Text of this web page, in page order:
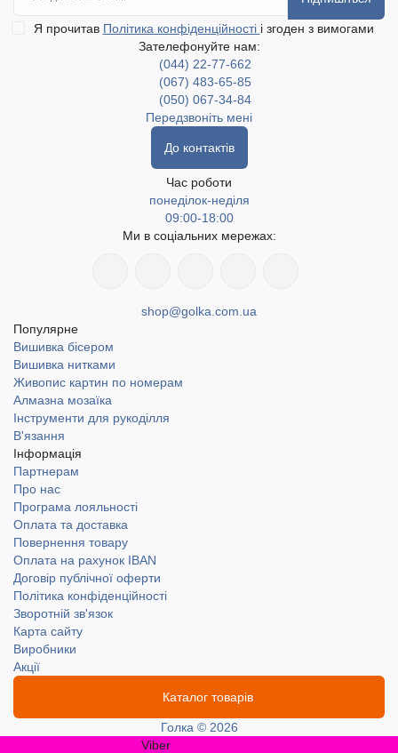
Я прочитав Політика конфіденційності і згоден з вимогами
Зателефонуйте нам:
(044) 22-77-662
(067) 483-65-85
(050) 067-34-84
Передзвоніть мені
До контактів
Час роботи
понеділок-неділя
09:00-18:00
Ми в соціальних мережах:
shop@golka.com.ua
Популярне
Вишивка бісером
Вишивка нитками
Живопис картин по номерам
Алмазна мозаїка
Інструменти для рукоділля
В'язання
Інформація
Партнерам
Про нас
Програма лояльності
Оплата та доставка
Повернення товару
Оплата на рахунок IBAN
Договір публічної оферти
Політика конфіденційності
Зворотній зв'язок
Карта сайту
Виробники
Акції
Каталог товарів
Голка © 2026
Viber